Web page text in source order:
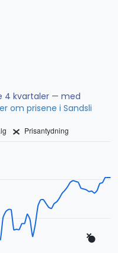
4 kvartaler — med
om prisene i Sandsli